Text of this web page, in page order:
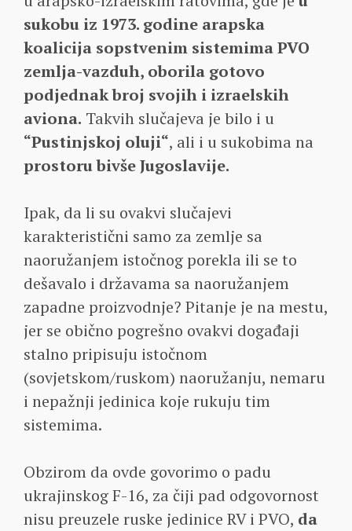
sukobu iz 1973. godine arapska
koalicija sopstvenim sistemima PVO
zemlja-vazduh, oborila gotovo
podjednak broj svojih i izraelskih
aviona. Takvih slučajeva je bilo i u
“Pustinjskoj oluji“, ali i u sukobima na
prostoru bivše Jugoslavije.
Ipak, da li su ovakvi slučajevi
karakteristični samo za zemlje sa
naoružanjem istočnog porekla ili se to
dešavalo i državama sa naoružanjem
zapadne proizvodnje? Pitanje je na mestu,
jer se obično pogrešno ovakvi događaji
stalno pripisuju istočnom
(sovjetskom/ruskom) naoružanju, nemaru
i nepažnji jedinica koje rukuju tim
sistemima.
Obzirom da ovde govorimo o padu
ukrajinskog F-16, za čiji pad odgovornost
nisu preuzele ruske jedinice RV i PVO, da